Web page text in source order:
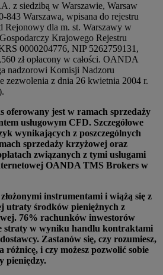
z siedzibą w Warszawie, Warsaw
Warszawa, wpisana do rejestru
Rejonowy dla m. st. Warszawy w
Krajowego Rejestru
0000204776, NIP 5262759131,
zł opłacony w całości. OANDA
nadzorowi Komisji Nadzoru
zezwolenia z dnia 26 kwietnia 2004 r.
oferowany jest w ramach sprzedaży
usługowym CFD. Szczegółowe
wynikających z poszczególnych
sprzedaży krzyżowej oraz
związanych z tymi usługami
OANDA TMS Brokers w
instrumentami i wiążą się z
utraty środków pieniężnych z
76% rachunków inwestorów
straty w wyniku handlu kontraktami
Zastanów się, czy rozumiesz,
i czy możesz pozwolić sobie
pieniędzy.